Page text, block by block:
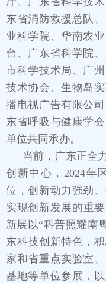
东省消防救援总队
业科学院、华南农
台、广东省科学院
市科学技术局、广
技术协会、生物岛
播电视广告有限公
东省呼吸与健康学
单位共同承办。
当前，广东正全
创新中心，2024年
位，创新动力强劲
实现创新发展的重
新展以“科普照耀南
东科技创新特色，
家和省重点实验室
基地等单位参展，